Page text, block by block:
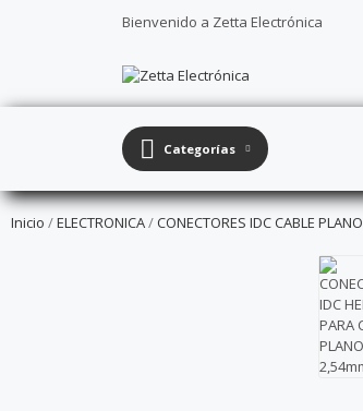
Bienvenido a Zetta Electrónica
Categorías
Inicio ELECTRONICA CONECTORES IDC CABLE PLANO